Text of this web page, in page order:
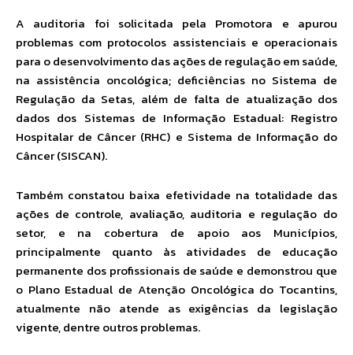
A auditoria foi solicitada pela Promotora e apurou
problemas com protocolos assistenciais e operacionais
para o desenvolvimento das ações de regulação em saúde,
na assistência oncológica; deficiências no Sistema de
Regulação da Setas, além de falta de atualização dos
dados dos Sistemas de Informação Estadual: Registro
Hospitalar de Câncer (RHC) e Sistema de Informação do
Câncer (SISCAN).
Também constatou baixa efetividade na totalidade das
ações de controle, avaliação, auditoria e regulação do
setor, e na cobertura de apoio aos Municípios,
principalmente quanto às atividades de educação
permanente dos profissionais de saúde e demonstrou que
o Plano Estadual de Atenção Oncológica do Tocantins,
atualmente não atende as exigências da legislação
vigente, dentre outros problemas.